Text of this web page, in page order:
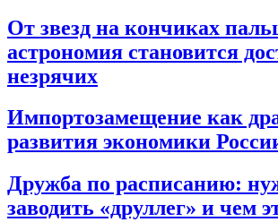
От звезд на кончиках
астрономия становится
незрячих
Импортозамещение как
развития экономики
Дружба по расписанию:
заводить «друллег» и чем